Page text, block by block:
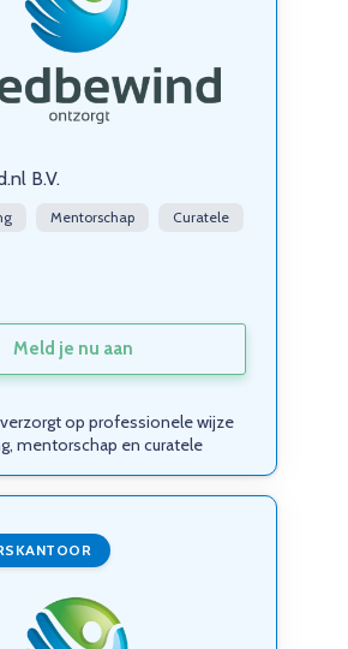
B.V.
Mentorschap Curatele
Meld je nu aan
op professionele wijze
mentorschap en curatele